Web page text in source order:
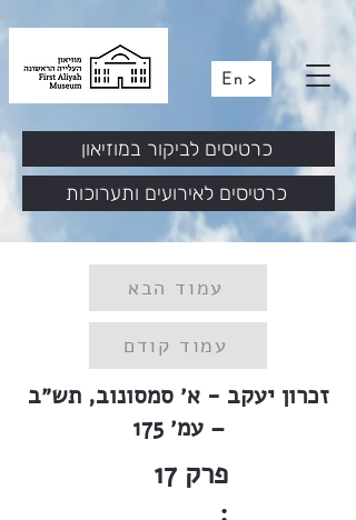
En >
כרטיסים לאירועים ותערוכות
כרטיסים לביקור במוזיאון
עמוד הבא
עמוד קודם
זכרון יעקב - א׳ סמסונוב, תש״ב
– עמ׳ 175
17 פרק